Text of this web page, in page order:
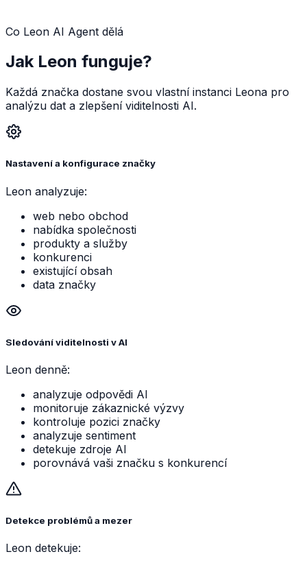
Co Leon AI Agent dělá
Jak Leon funguje?
Každá značka dostane svou vlastní instanci Leona pro
analýzu dat a zlepšení viditelnosti AI.
Nastavení a konfigurace značky
Leon analyzuje:
web nebo obchod
nabídka společnosti
produkty a služby
konkurenci
existující obsah
data značky
Sledování viditelnosti v AI
Leon denně:
analyzuje odpovědi AI
monitoruje zákaznické výzvy
kontroluje pozici značky
analyzuje sentiment
detekuje zdroje AI
porovnává vaši značku s konkurencí
Detekce problémů a mezer
Leon detekuje: